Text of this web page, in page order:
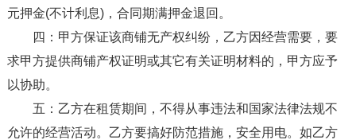
元押金(不计利息)，合同期满押金退回。
四：甲方保证该商铺无产权纠纷，乙方因经营需要，要
求甲方提供商铺产权证明或其它有关证明材料的，甲方应予
以协助。
五：乙方在租赁期间，不得从事违法和国家法律法规不
允许的经营活动。乙方要搞好防范措施，安全用电。如乙方